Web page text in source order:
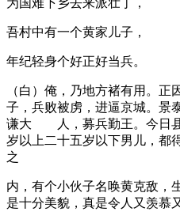
为国难下乡去来派壮丁，
吾村中有一个黄家儿子，
年纪轻身个好正好当兵。
（白）俺，乃地方褚有用。
子，兵败被虏，进逼京城。景
谦大 人，募兵勤王。今日县
岁以上二十五岁以下男儿，都
之
内，有个小伙子名唤黄克敌，
是十分美貌，真是令人又羡慕